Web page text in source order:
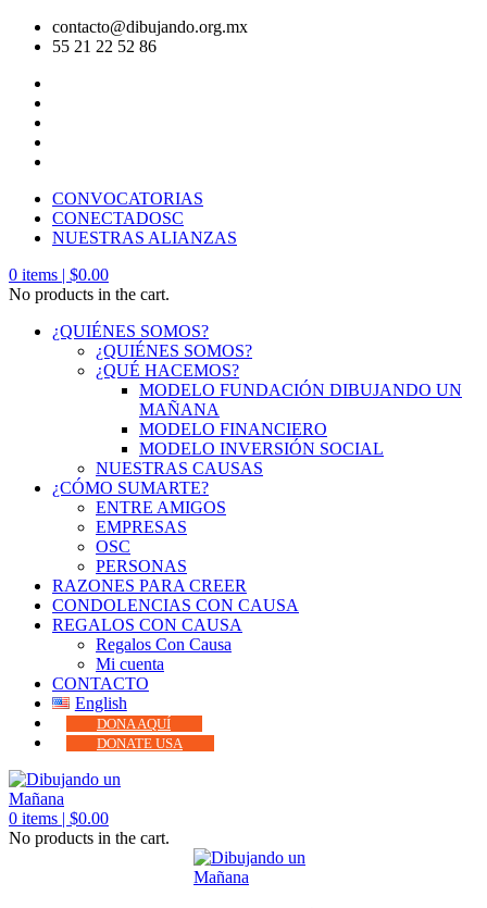
contacto@dibujando.org.mx
55 21 22 52 86
CONVOCATORIAS
CONECTADOSC
NUESTRAS ALIANZAS
0 items | $0.00
No products in the cart.
¿QUIÉNES SOMOS?
¿QUIÉNES SOMOS?
¿QUÉ HACEMOS?
MODELO FUNDACIÓN DIBUJANDO UN
MAÑANA
MODELO FINANCIERO
MODELO INVERSIÓN SOCIAL
NUESTRAS CAUSAS
¿CÓMO SUMARTE?
ENTRE AMIGOS
EMPRESAS
OSC
PERSONAS
RAZONES PARA CREER
CONDOLENCIAS CON CAUSA
REGALOS CON CAUSA
Regalos Con Causa
Mi cuenta
CONTACTO
English
DONA AQUÍ
DONATE USA
0 items | $0.00
No products in the cart.